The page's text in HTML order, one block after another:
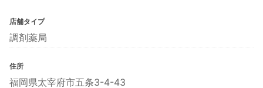
店舗タイプ
調剤薬局
住所
福岡県太宰府市五条3-4-43